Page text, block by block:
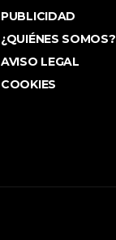
PUBLICIDAD
¿QUIÉNES SOMOS?
AVISO LEGAL
COOKIES